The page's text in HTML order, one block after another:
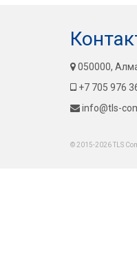
050000,
+7 705 976
info@tls-
© 2015-2026 TLS